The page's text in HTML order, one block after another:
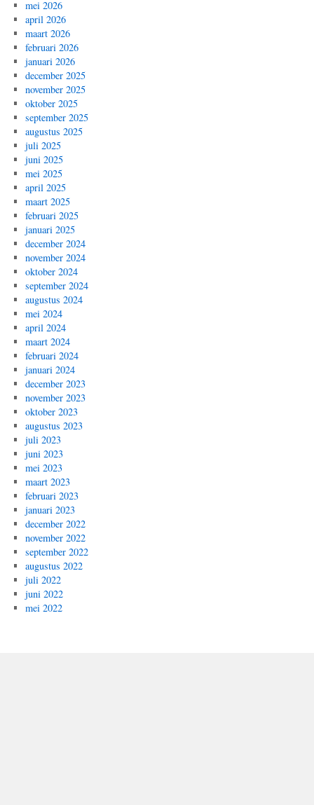
mei 2026
april 2026
maart 2026
februari 2026
januari 2026
december 2025
november 2025
oktober 2025
september 2025
augustus 2025
juli 2025
juni 2025
mei 2025
april 2025
maart 2025
februari 2025
januari 2025
december 2024
november 2024
oktober 2024
september 2024
augustus 2024
mei 2024
april 2024
maart 2024
februari 2024
januari 2024
december 2023
november 2023
oktober 2023
augustus 2023
juli 2023
juni 2023
mei 2023
maart 2023
februari 2023
januari 2023
december 2022
november 2022
september 2022
augustus 2022
juli 2022
juni 2022
mei 2022